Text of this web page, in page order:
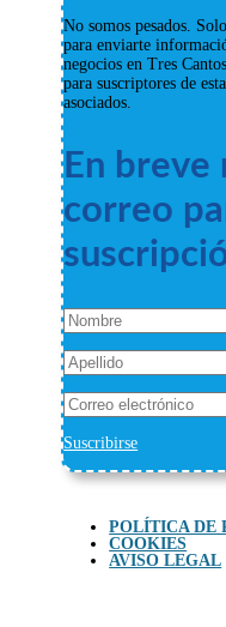
No somos pesados.
para enviarte
negocios en Tres
para suscriptores de
asociados.
En breve
correo
Suscribirse
POLÍTICA DE
COOKIES
AVISO LEGAL